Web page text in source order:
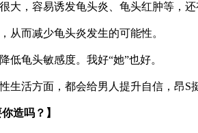
大，容易诱发龟头炎、龟头红肿等，
从而减少龟头炎发生的可能性。
低龟头敏感度。我好“她”也好。
生活方面，都会给男人提升自信，昂S
造吗？】